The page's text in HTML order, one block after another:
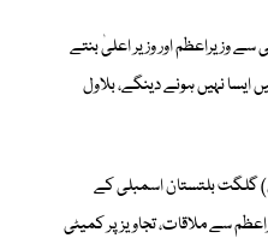
سے وزیراعظم اور وزیر اعلیٰ بنتے
ایسا نہیں ہونے دینگے، بلاول
بلتستان اسمبلی کے
سے ملاقات، تجاویز پر کمیٹی